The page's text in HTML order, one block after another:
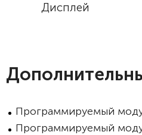
Дисплей
Программируемый
Программируемый